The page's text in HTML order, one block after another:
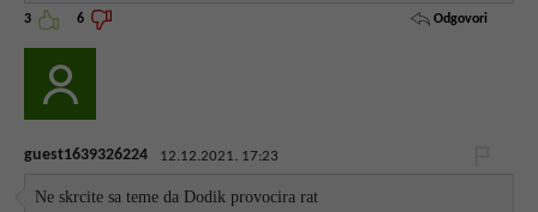
3 6 Odgovori
guest1639326224 12.12.2021. 17:23
Ne skrcite sa teme da Dodik provocira rat